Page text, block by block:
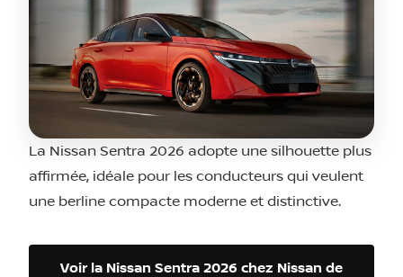
La Nissan Sentra 2026 adopte une silhouette plus
affirmée, idéale pour les conducteurs qui veulent
une berline compacte moderne et distinctive.
Voir la Nissan Sentra 2026 chez Nissan de